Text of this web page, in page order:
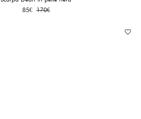
170€
Il
85€
Il